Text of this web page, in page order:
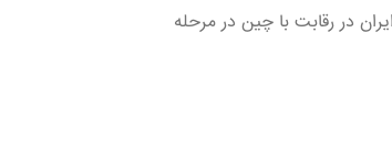
در رقابت با چین در مرحله